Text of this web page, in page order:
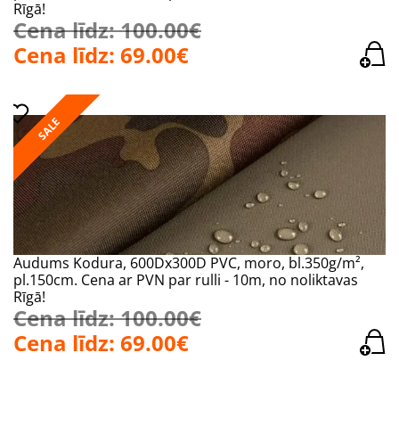
Rīgā!
Cena līdz: 100.00€
Cena līdz: 69.00€
SALE
Audums Kodura, 600Dx300D PVC, moro, bl.350g/m²,
pl.150cm. Cena ar PVN par rulli - 10m, no noliktavas
Rīgā!
Cena līdz: 100.00€
Cena līdz: 69.00€